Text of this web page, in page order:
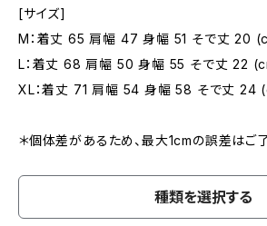
[サイズ]
M：着丈 65 肩幅 47 身幅 51 そで丈 20
L：着丈 68 肩幅 50 身幅 55 そで丈 22
XL：着丈 71 肩幅 54 身幅 58 そで丈 24
＊個体差があるため、最大1cmの誤差はご了
種類を選択する